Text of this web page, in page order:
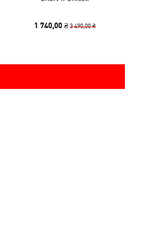
1 740,00 ₴ 3 490,00 ₴